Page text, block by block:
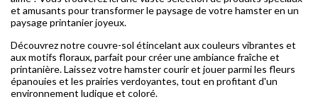
et amusants pour transformer le paysage de votre hamster en un
paysage printanier joyeux.
Découvrez notre couvre-sol étincelant aux couleurs vibrantes et
aux motifs floraux, parfait pour créer une ambiance fraîche et
printanière. Laissez votre hamster courir et jouer parmi les fleurs
épanouies et les prairies verdoyantes, tout en profitant d'un
environnement ludique et coloré.